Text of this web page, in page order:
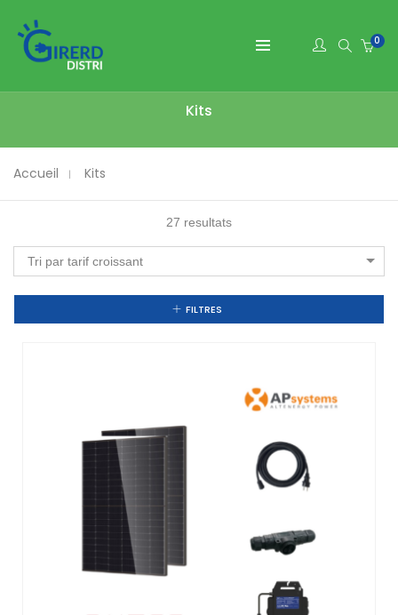
0
Kits
Accueil Kits
27 resultats
Tri par tarif croissant
FILTRES